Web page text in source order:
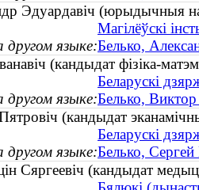
Эдуардавіч (юрыдычныя
Магілёўскі
языке:Белько,
(кандыдат фізіка-
Беларускі
языке:Белько,
(кандыдат
Беларускі
языке:Белько,
Сяргеевіч (кандыдат